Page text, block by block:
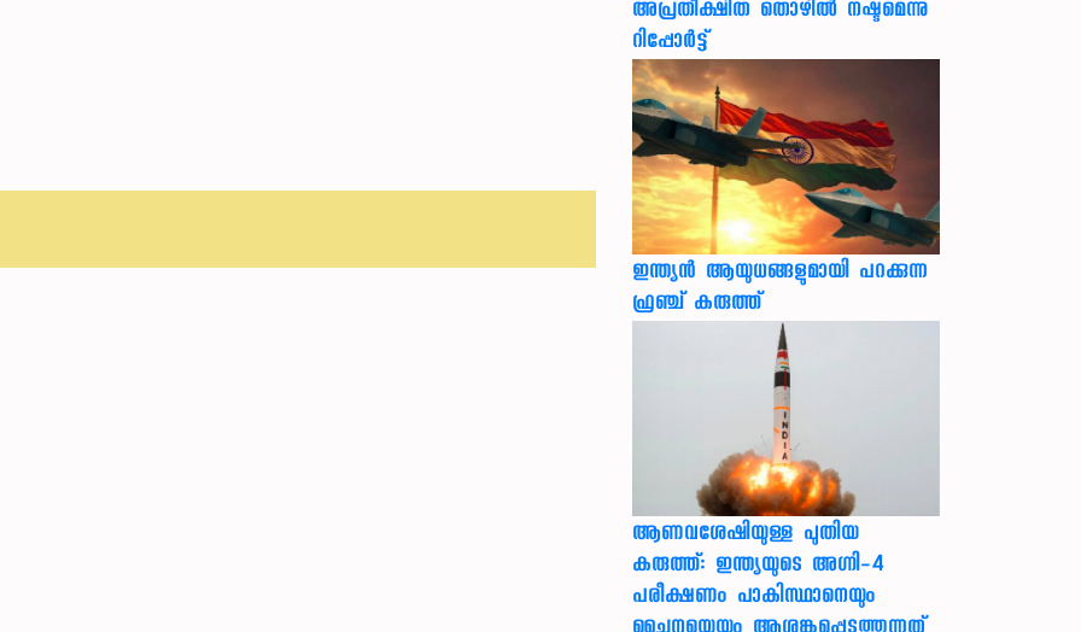
അപ്രതീക്ഷിത തൊഴില്‍ നഷ്ടമെന്നു
റിപ്പോര്‍ട്ട്
ഇന്ത്യൻ ആയുധങ്ങളുമായി പറക്കുന്ന
ഫ്രഞ്ച് കരുത്ത്
ആണവശേഷിയുള്ള പുതിയ
കരുത്ത്: ഇന്ത്യയുടെ അഗ്നി-4
പരീക്ഷണം പാകിസ്ഥാനെയും